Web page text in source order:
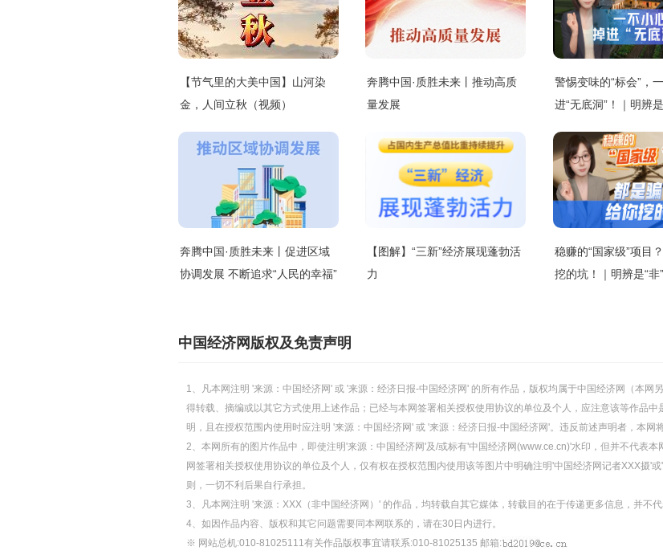
【节气里的大美中国】山河染
金，人间立秋（视频）
奔腾中国·质胜未来丨推动高质
量发展
警惕变味的“标会”，
进“无底洞”！｜明辨是
奔腾中国·质胜未来丨促进区域
协调发展 不断追求“人民的幸福”
【图解】“三新”经济展现蓬勃活
力
稳赚的“国家级”项目
挖的坑！｜明辨是“非”
中国经济网版权及免责声明
1、凡本网注明 '来源：中国经济网' 或 '来源：经济日报-中国经济网' 的所有作品，版权均属于中国经济网（本网
得转载、摘编或以其它方式使用上述作品；已经与本网签署相关授权使用协议的单位及个人，应注意该等作品
明，且在授权范围内使用时应注明 '来源：中国经济网' 或 '来源：经济日报-中国经济网'。违反前述声明者，本网
2、本网所有的图片作品中，即使注明'来源：中国经济网'及/或标有'中国经济网(www.ce.cn)'水印，但并不代表
网签署相关授权使用协议的单位及个人，仅有权在授权范围内使用该等图片中明确注明'中国经济网记者XXX摄'
则，一切不利后果自行承担。
3、凡本网注明 '来源：XXX（非中国经济网）' 的作品，均转载自其它媒体，转载目的在于传递更多信息，并不
4、如因作品内容、版权和其它问题需要同本网联系的，请在30日内进行。
※ 网站总机:010-81025111有关作品版权事宜请联系:010-81025135 邮箱: